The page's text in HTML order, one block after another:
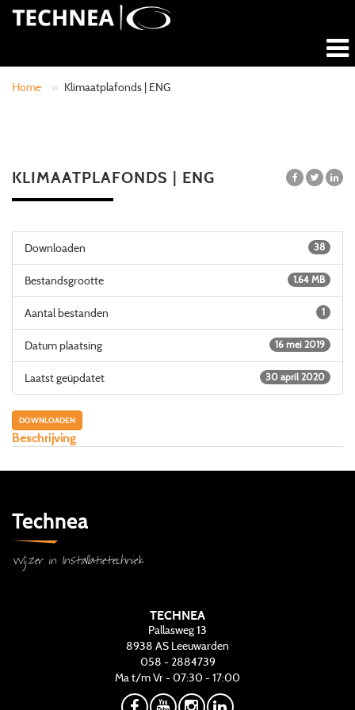
Home » Klimaatplafonds | ENG
KLIMAATPLAFONDS | ENG
Downloaden 38
Bestandsgrootte 1.64 MB
Aantal bestanden 1
Datum plaatsing 16 mei 2019
Laatst geüpdatet 30 april 2020
DOWNLOADEN
Beschrijving
Technea
Wijzer in Installatietechniek
TECHNEA
Pallasweg 13
8938 AS Leeuwarden
058 - 2884739
Ma t/m Vr - 07:30 - 17:00